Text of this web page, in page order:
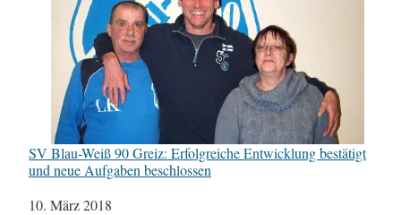
SV Blau-Weiß 90 Greiz: Erfolgreiche Entwicklung bestätigt
und neue Aufgaben beschlossen
Datum
10. März 2018